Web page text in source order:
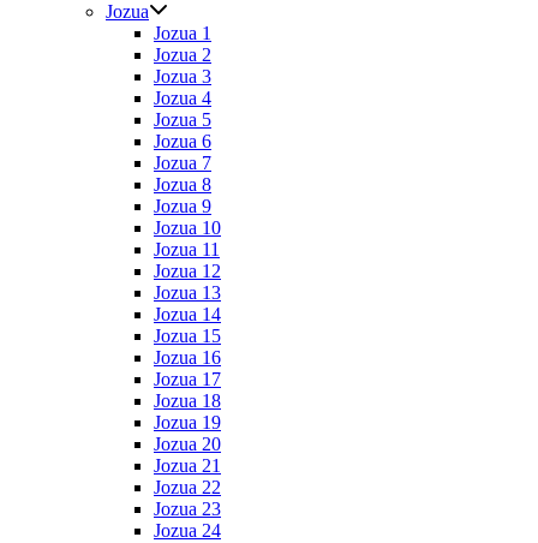
Jozua
Jozua 1
Jozua 2
Jozua 3
Jozua 4
Jozua 5
Jozua 6
Jozua 7
Jozua 8
Jozua 9
Jozua 10
Jozua 11
Jozua 12
Jozua 13
Jozua 14
Jozua 15
Jozua 16
Jozua 17
Jozua 18
Jozua 19
Jozua 20
Jozua 21
Jozua 22
Jozua 23
Jozua 24